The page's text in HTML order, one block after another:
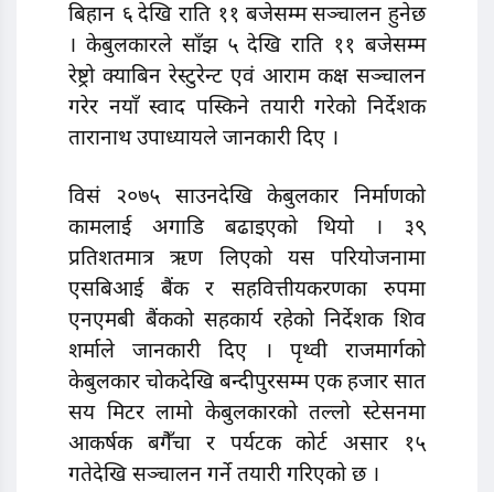
बिहान ६ देखि राति ११ बजेसम्म सञ्चालन हुनेछ
। केबुलकारले साँझ ५ देखि राति ११ बजेसम्म
रेष्ट्रो क्याबिन रेस्टुरेन्ट एवं आराम कक्ष सञ्चालन
गरेर नयाँ स्वाद पस्किने तयारी गरेको निर्देशक
तारानाथ उपाध्यायले जानकारी दिए ।
विसं २०७५ साउनदेखि केबुलकार निर्माणको
कामलाई अगाडि बढाइएको थियो । ३९
प्रतिशतमात्र ऋण लिएको यस परियोजनामा
एसबिआई बैंक र सहवित्तीयकरणका रुपमा
एनएमबी बैंकको सहकार्य रहेको निर्देशक शिव
शर्माले जानकारी दिए । पृथ्वी राजमार्गको
केबुलकार चोकदेखि बन्दीपुरसम्म एक हजार सात
सय मिटर लामो केबुलकारको तल्लो स्टेसनमा
आकर्षक बगैँचा र पर्यटक कोर्ट असार १५
गतेदेखि सञ्चालन गर्ने तयारी गरिएको छ ।